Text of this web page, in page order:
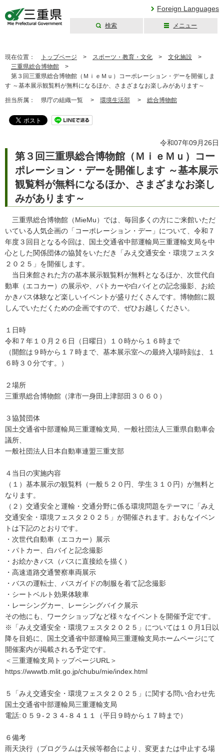
Foreign Languages
検索 メニュー
現在位置： トップページ > スポーツ・教育・文化 > 文化施設 >
三重県総合博物館 >
第３回三重県総合博物館（ＭｉｅＭｕ）コーポレーション・デーを開催しま
す ～基本展示観覧料が無料になるほか、さまざまなお楽しみがあります～
担当所属： 県庁の組織一覧 > 環境生活部 > 総合博物館
令和07年09月26日
第３回三重県総合博物館（ＭｉｅＭｕ）コー
ポレーション・デーを開催します ～基本展示
観覧料が無料になるほか、さまざまなお楽し
みがあります～
三重県総合博物館（MieMu）では、毎回多くの方にご来館いただ
いている人気企画の「コーポレーション・デー」について、令和７
年度３回目となる今回は、国土交通省中部運輸局三重運輸支局を中
心とした関係団体の協賛をいただき「みえ交通安全・環境フェスタ
２０２５」を開催します。
当日来館された方の基本展示観覧料が無料となるほか、次世代自
動車（エコカー）の展示や、パトカーや白バイとの記念撮影、お絵
かきバス体験など楽しいイベントが盛りだくさんです。博物館に親
しんでいただくための企画ですので、ぜひお越しください。
１日時
令和７年１０月２６日（日曜日）１０時から１６時まで
（開館は９時から１７時まで、基本展示室への最終入場時刻は、１
６時３０分です。）
２場所
三重県総合博物館（津市一身田上津部田３０６０）
３協賛団体
国土交通省中部運輸局三重運輸支局、一般社団法人三重県自動車会
議所、
一般社団法人日本自動車連盟三重支部
４当日の実施内容
（１）基本展示の観覧料（一般５２０円、学生３１０円）が無料と
なります。
（２）交通安全と運輸・交通分野に係る環境問題をテーマに「みえ
交通安全・環境フェスタ２０２５」が開催されます。おもなイベン
トは下記のとおりです。
・次世代自動車（エコカー）展示
・パトカー、白バイと記念撮影
・お絵かきバス（バスに直接絵を描く）
・高速道路交通警察車両展示
・バスの運転士、バスガイドの制服を着て記念撮影
・シートベルト効果体験車
・レーシングカー、レーシングバイク展示
その他にも、ワークショップなど様々なイベントを開催予定です。
※「みえ交通安全・環境フェスタ２０２５」については１０月1日以
降を目処に、国土交通省中部運輸局三重運輸支局ホームページにて
開催案内が掲載される予定です。
＜三重運輸支局トップページURL＞
https://wwwtb.mlit.go.jp/chubu/mie/index.html
５「みえ交通安全・環境フェスタ２０２５」に関する問い合わせ先
国土交通省中部運輸局三重運輸支局
電話:０５９-２３４-８４１１（平日９時から１７時まで）
６備考
雨天決行（プログラムは天候等都合により、変更または中止する場